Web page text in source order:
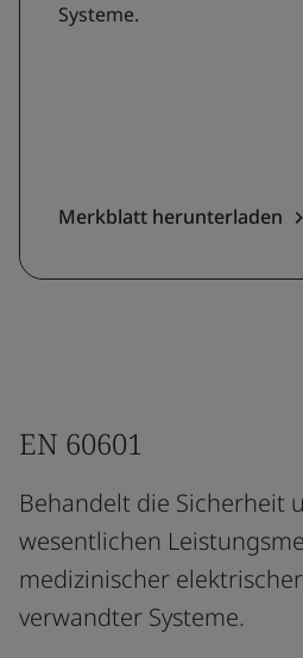
Systeme.
Merkblatt herunterladen
EN 60601
Behandelt die Sicherheit
wesentlichen
medizinischer
verwandter Systeme.